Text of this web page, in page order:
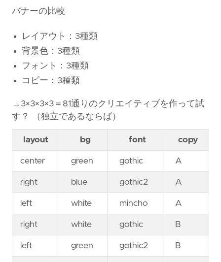
バナーの比較
レイアウト：3種類
背景色：3種類
フォント：3種類
コピー：3種類
→3×3×3×3＝81通りのクリエイティブを作って試
す？ （独立であるならば）
layout bg font copy
center green gothic A
right blue gothic2 A
left white mincho A
right white gothic B
left green gothic2 B